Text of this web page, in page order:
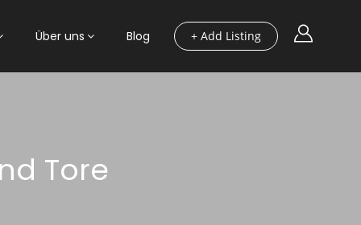
+ Add Listing
Über uns Blog
Tore